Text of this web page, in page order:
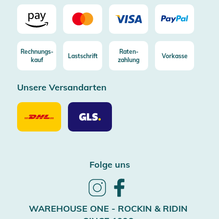
Rechnungs-
kauf
Lastschrift
Raten-
zahlung
Vorkasse
Unsere Versandarten
Unsere
Versandarten
DHL
Unsere
Versandarten
GLS
Folge uns
Follow
InstagramFacebook
WAREHOUSE ONE - ROCKIN & RIDIN